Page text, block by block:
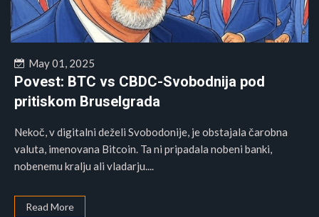
May 01, 2025
Povest: BTC vs CBDC-Svobodnija pod
pritiskom Bruselgrada
Nekoč, v digitalni deželi Svobodonije, je obstajala čarobna
valuta, imenovana Bitcoin. Ta ni pripadala nobeni banki,
nobenemu kralju ali vladarju....
Read More